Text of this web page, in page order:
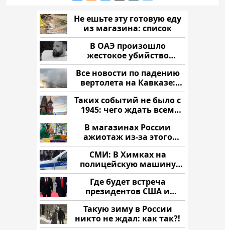
Не ешьте эту готовую еду
из магазина: список
В ОАЭ произошло
жестокое убийство
криптомиллионера
Все новости по падению
вертолета на Кавказе:
читать здесь
Таких событий не было с
1945: чего ждать всем
нам?
В магазинах России
ажиотаж из-за этого
продукта: что купить?
СМИ: В Химках на
полицейскую машину
напали и подожгли.
Где будет встреча
президентов США и
России: Европа?
Такую зиму в России
никто не ждал: как так?!